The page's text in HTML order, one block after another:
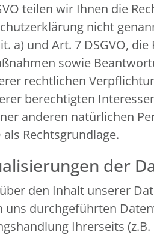
teilen wir Ihnen die
nicht
a) und Art. 7 DSGVO,
sowie
rechtlichen
berechtigten
anderen natürlichen
Rechtsgrundlage.
der
den Inhalt unserer
uns durchgeführten
Ihrerseits